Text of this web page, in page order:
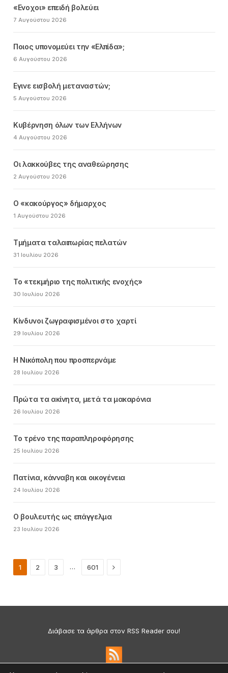
«Ενοχοι» επειδή βολεύει
7 Αυγούστου 2026
Ποιος υπονομεύει την «Ελπίδα»;
6 Αυγούστου 2026
Εγινε εισβολή μεταναστών;
5 Αυγούστου 2026
Κυβέρνηση όλων των Ελλήνων
4 Αυγούστου 2026
Οι λακκούβες της αναθεώρησης
2 Αυγούστου 2026
Ο «κακούργος» δήμαρχος
1 Αυγούστου 2026
Τμήματα ταλαιπωρίας πελατών
31 Ιουλίου 2026
Το «τεκμήριο της πολιτικής ενοχής»
30 Ιουλίου 2026
Κίνδυνοι ζωγραφισμένοι στο χαρτί
29 Ιουλίου 2026
Η Νικόπολη που προσπερνάμε
28 Ιουλίου 2026
Πρώτα τα ακίνητα, μετά τα μακαρόνια
26 Ιουλίου 2026
Το τρένο της παραπληροφόρησης
25 Ιουλίου 2026
Πατίνια, κάνναβη και οικογένεια
24 Ιουλίου 2026
Ο βουλευτής ως επάγγελμα
23 Ιουλίου 2026
1 2 3 … 601 Next
Διάβασε τα άρθρα στον RSS Reader σου!